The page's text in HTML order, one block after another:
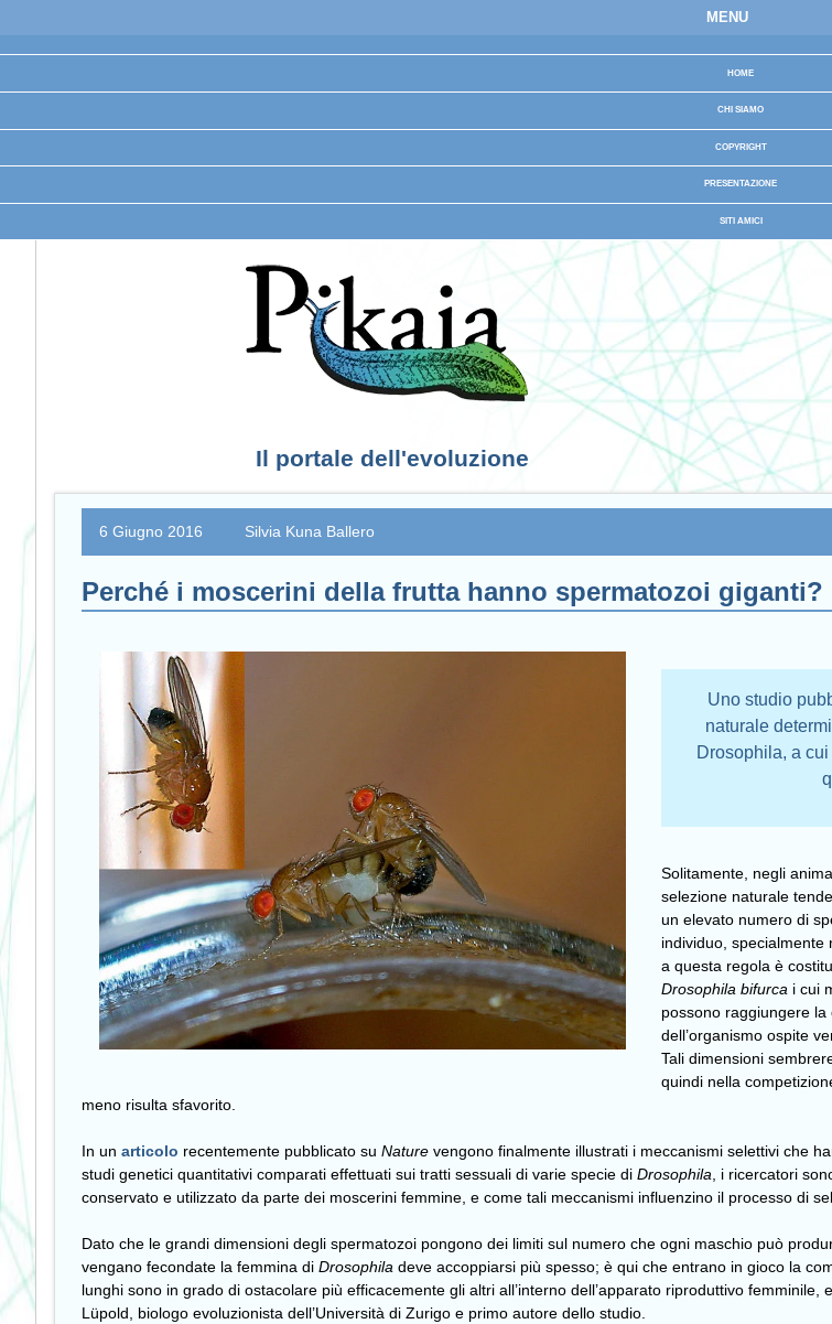
MENU
HOME
CHI SIAMO
COPYRIGHT
PRESENTAZIONE
SITI AMICI
Il portale dell'evoluzione
6 Giugno 2016 Silvia Kuna Ballero
Perché i moscerini della frutta hanno spermatozoi giganti?
Uno studio
naturale
Drosophila, a
Solitamente, negli
selezione naturale
un elevato numero di
individuo, specialmente
a questa regola è
Drosophila bifurca i cui
possono raggiungere
dell’organismo ospite
Tali dimensioni
quindi nella
meno risulta sfavorito.
In un articolo recentemente pubblicato su Nature vengono finalmente illustrati i meccanismi selettivi che
studi genetici quantitativi comparati effettuati sui tratti sessuali di varie specie di Drosophila , i ricercatori
conservato e utilizzato da parte dei moscerini femmine, e come tali meccanismi influenzino il processo di
Dato che le grandi dimensioni degli spermatozoi pongono dei limiti sul numero che ogni maschio può
vengano fecondate la femmina di Drosophila deve accoppiarsi più spesso; è qui che entrano in gioco la
lunghi sono in grado di ostacolare più efficacemente gli altri all’interno dell’apparato riproduttivo
Lüpold, biologo evoluzionista dell’Università di Zurigo e primo autore dello studio.